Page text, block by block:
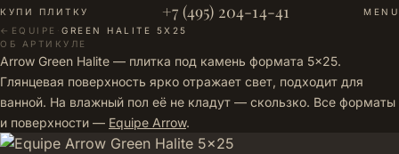
КУПИ ПЛИТКУ +7 (495) 204-14-41
MENU
← EQUIPE · GREEN HALITE 5X25
ОБ АРТИКУЛЕ
Arrow Green Halite — плитка под камень формата 5×25.
Глянцевая поверхность ярко отражает свет, подходит для
ванной. На влажный пол её не кладут — скользко. Все форматы
и поверхности — Equipe Arrow.